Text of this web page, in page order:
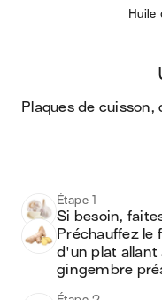
Huile
plaques de
Étape 1
Si besoin,
Préchauffez le
d'un plat allant
gingembre